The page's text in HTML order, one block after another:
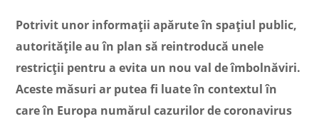
Potrivit unor informaţii apărute în spaţiul public,
autorităţile au în plan să reintroducă unele
restricții pentru a evita un nou val de îmbolnăviri.
Aceste măsuri ar putea fi luate în contextul în
care în Europa numărul cazurilor de coronavirus